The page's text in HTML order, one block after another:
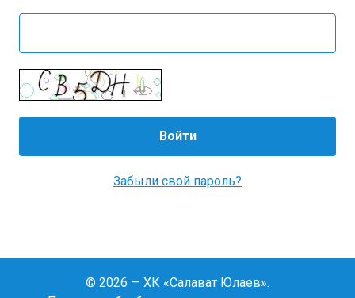
Забыли свой пароль?
© 2026 — ХК «Салават Юлаев».